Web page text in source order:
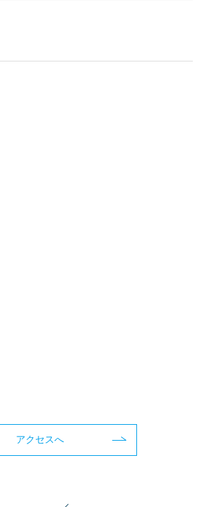
アクセスへ